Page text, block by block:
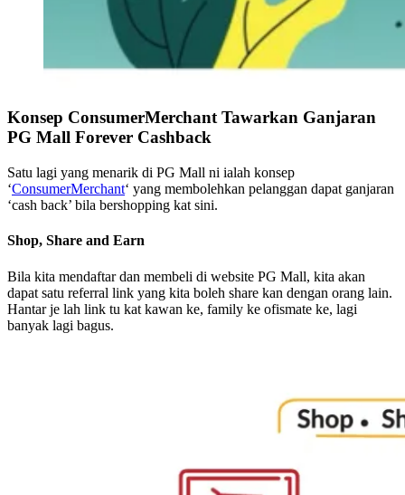
Konsep ConsumerMerchant Tawarkan Ganjaran
PG Mall Forever Cashback
Satu lagi yang menarik di PG Mall ni ialah konsep
‘ConsumerMerchant‘ yang membolehkan pelanggan dapat ganjaran
‘cash back’ bila bershopping kat sini.
Shop, Share and Earn
Bila kita mendaftar dan membeli di website PG Mall, kita akan
dapat satu referral link yang kita boleh share kan dengan orang lain.
Hantar je lah link tu kat kawan ke, family ke ofismate ke, lagi
banyak lagi bagus.